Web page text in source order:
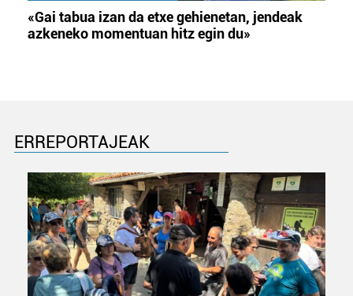
«Gai tabua izan da etxe gehienetan, jendeak
azkeneko momentuan hitz egin du»
ERREPORTAJEAK